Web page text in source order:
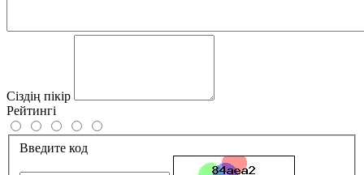
Сіздің пікір
Рейтингі
Введите код